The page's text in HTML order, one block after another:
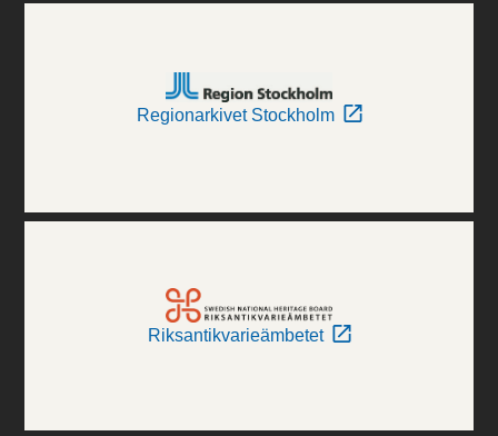
Regionarkivet Stockholm
Riksantikvarieämbetet